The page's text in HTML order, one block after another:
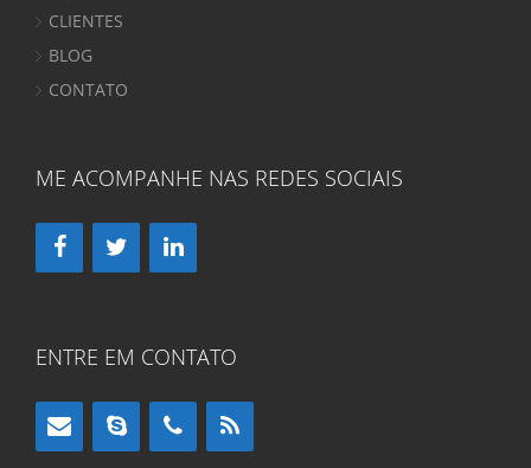
CLIENTES
BLOG
CONTATO
ME ACOMPANHE NAS REDES SOCIAIS
ENTRE EM CONTATO